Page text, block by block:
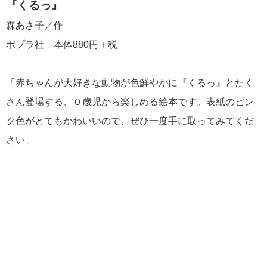
『くるっ』
森あさ子／作
ポプラ社 本体880円＋税
「赤ちゃんが大好きな動物が色鮮やかに『くるっ』とたく
さん登場する、０歳児から楽しめる絵本です。表紙のピン
ク色がとてもかわいいので、ぜひ一度手に取ってみてくだ
さい」